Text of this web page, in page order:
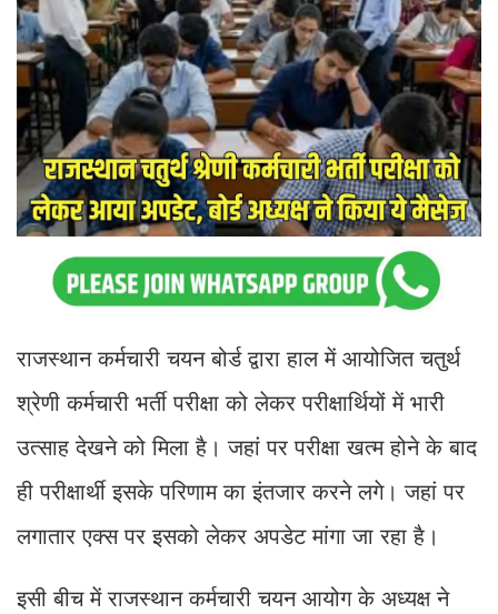
राजस्थान कर्मचारी चयन बोर्ड द्वारा हाल में आयोजित चतुर्थ
श्रेणी कर्मचारी भर्ती परीक्षा को लेकर परीक्षार्थियों में भारी
उत्साह देखने को मिला है। जहां पर परीक्षा खत्म होने के बाद
ही परीक्षार्थी इसके परिणाम का इंतजार करने लगे। जहां पर
लगातार एक्स पर इसको लेकर अपडेट मांगा जा रहा है।
इसी बीच में राजस्थान कर्मचारी चयन आयोग के अध्यक्ष ने